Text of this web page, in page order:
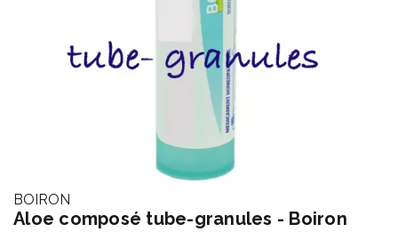
BOIRON
Aloe composé tube-granules - Boiron